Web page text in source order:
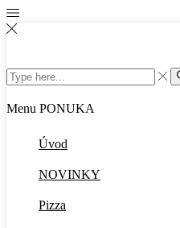
Search
input
Menu PONUKA
Úvod
NOVINKY
Pizza